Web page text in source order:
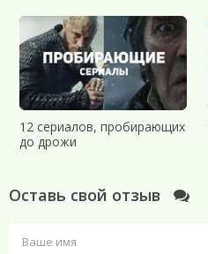
12 сериалов, пробирающих
до дрожи
Оставь свой отзыв